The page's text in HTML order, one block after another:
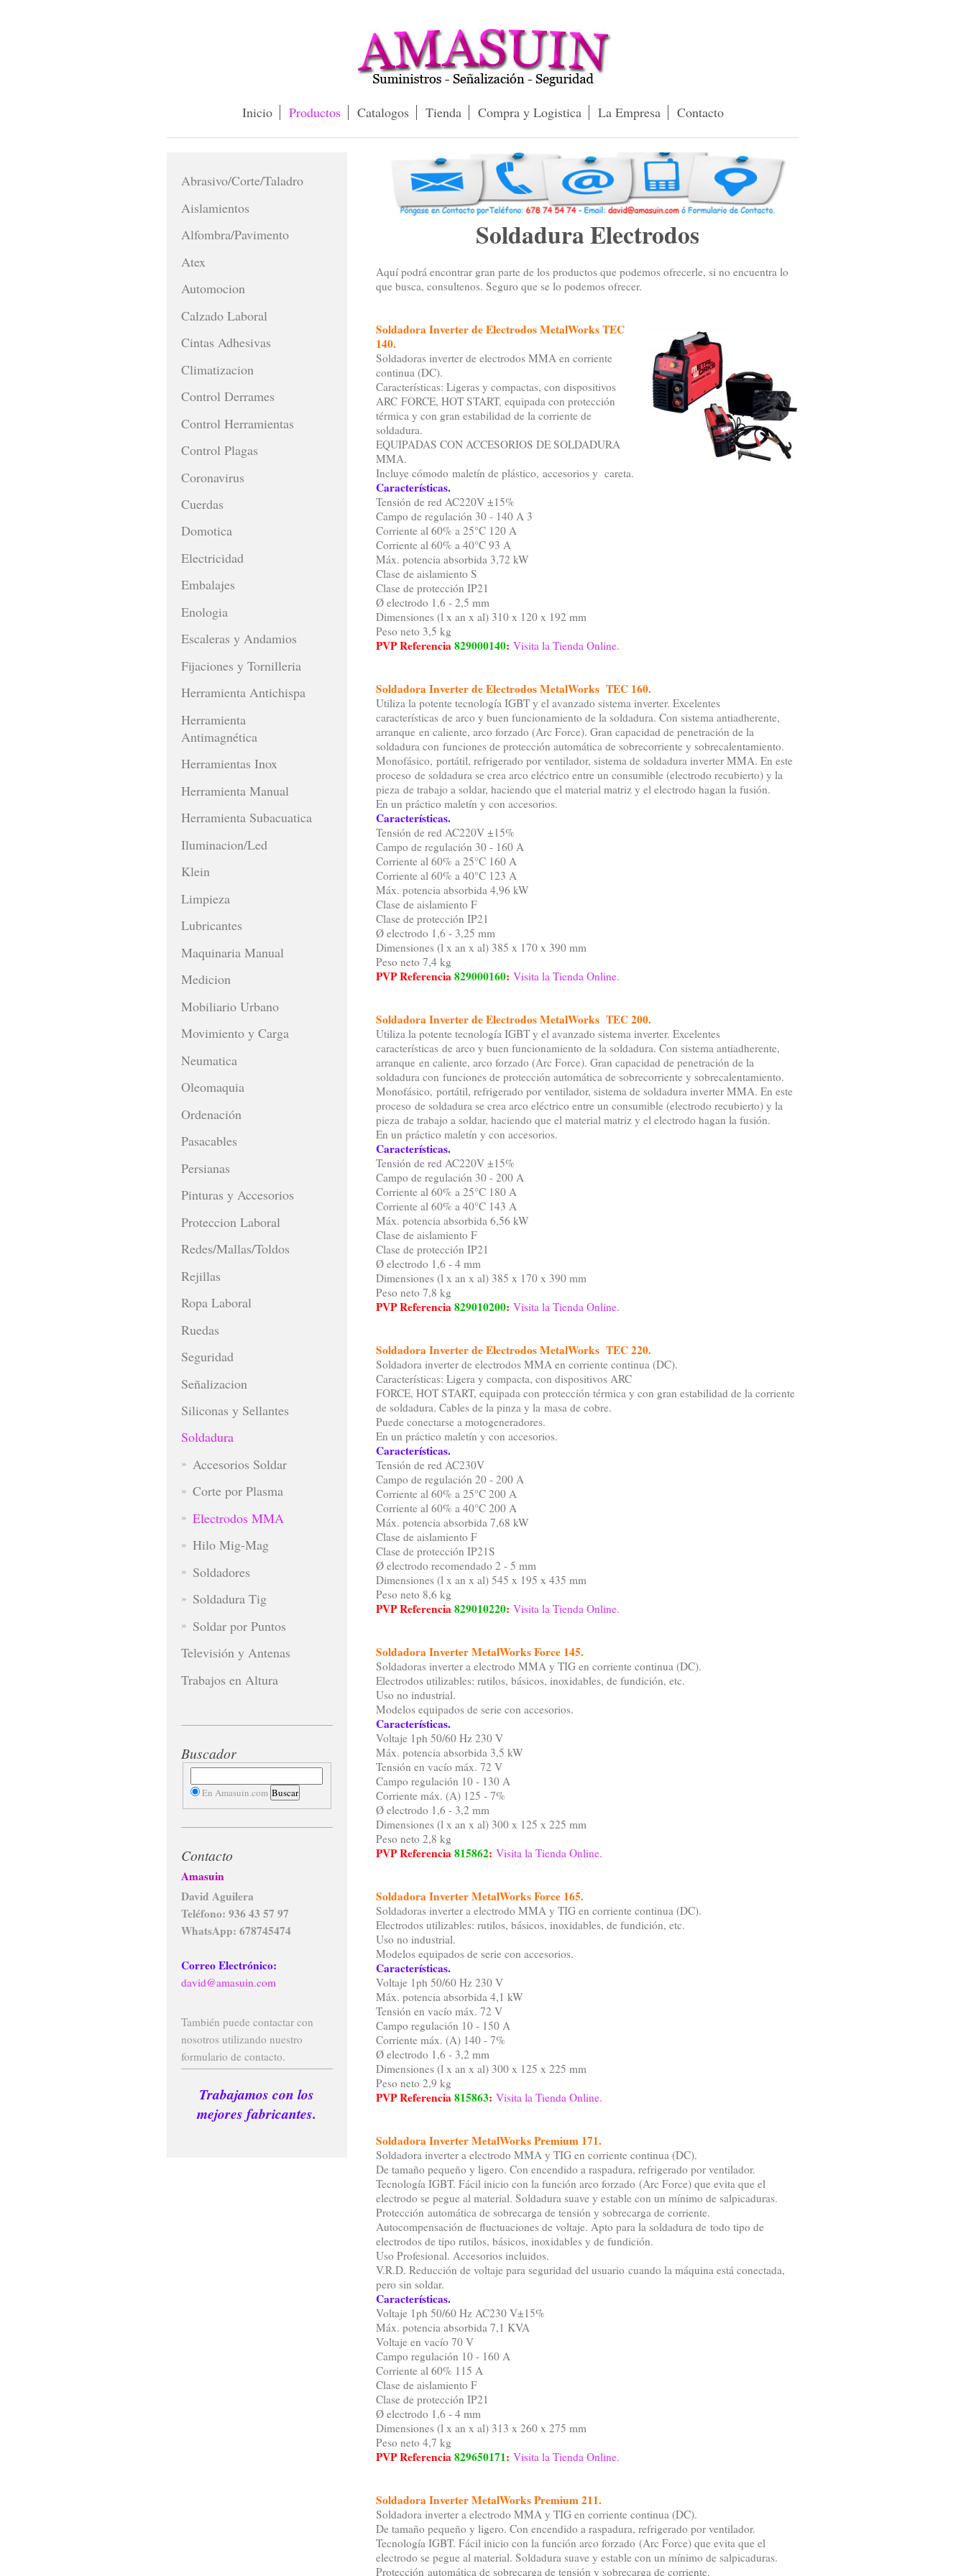
Inicio Productos Catalogos Tienda Compra y Logistica La Empresa Contacto
Soldadura Electrodos
Aquí podrá encontrar gran parte de los productos que podemos ofrecerle, si no encuentra lo
que busca, consultenos. Seguro que se lo podemos ofrecer.
Soldadora Inverter de Electrodos MetalWorks TEC
140.
Soldadoras inverter de electrodos MMA en corriente
continua (DC).
Características: Ligeras y compactas, con dispositivos
ARC FORCE, HOT START, equipada con protección
térmica y con gran estabilidad de la corriente de
soldadura.
EQUIPADAS CON ACCESORIOS DE SOLDADURA
MMA.
Incluye cómodo maletín de plástico, accesorios y careta.
Características.
Tensión de red AC220V ±15%
Campo de regulación 30 - 140 A 3
Corriente al 60% a 25°C 120 A
Corriente al 60% a 40°C 93 A
Máx. potencia absorbida 3,72 kW
Clase de aislamiento S
Clase de protección IP21
Ø electrodo 1,6 - 2,5 mm
Dimensiones (l x an x al) 310 x 120 x 192 mm
Peso neto 3,5 kg
PVP Referencia829000140: Visita la Tienda Online.
Soldadora Inverter de Electrodos MetalWorks TEC 160.
Utiliza la potente tecnología IGBT y el avanzado sistema inverter. Excelentes
características de arco y buen funcionamiento de la soldadura. Con sistema antiadherente,
arranque en caliente, arco forzado (Arc Force). Gran capacidad de penetración de la
soldadura con funciones de protección automática de sobrecorriente y sobrecalentamiento.
Monofásico, portátil, refrigerado por ventilador, sistema de soldadura inverter MMA. En este
proceso de soldadura se crea arco eléctrico entre un consumible (electrodo recubierto) y la
pieza de trabajo a soldar, haciendo que el material matriz y el electrodo hagan la fusión.
En un práctico maletín y con accesorios.
Características.
Tensión de red AC220V ±15%
Campo de regulación 30 - 160 A
Corriente al 60% a 25°C 160 A
Corriente al 60% a 40°C 123 A
Máx. potencia absorbida 4,96 kW
Clase de aislamiento F
Clase de protección IP21
Ø electrodo 1,6 - 3,25 mm
Dimensiones (l x an x al) 385 x 170 x 390 mm
Peso neto 7,4 kg
PVP Referencia829000160: Visita la Tienda Online.
Soldadora Inverter de Electrodos MetalWorks TEC 200.
Utiliza la potente tecnología IGBT y el avanzado sistema inverter. Excelentes
características de arco y buen funcionamiento de la soldadura. Con sistema antiadherente,
arranque en caliente, arco forzado (Arc Force). Gran capacidad de penetración de la
soldadura con funciones de protección automática de sobrecorriente y sobrecalentamiento.
Monofásico, portátil, refrigerado por ventilador, sistema de soldadura inverter MMA. En este
proceso de soldadura se crea arco eléctrico entre un consumible (electrodo recubierto) y la
pieza de trabajo a soldar, haciendo que el material matriz y el electrodo hagan la fusión.
En un práctico maletín y con accesorios.
Características.
Tensión de red AC220V ±15%
Campo de regulación 30 - 200 A
Corriente al 60% a 25°C 180 A
Corriente al 60% a 40°C 143 A
Máx. potencia absorbida 6,56 kW
Clase de aislamiento F
Clase de protección IP21
Ø electrodo 1,6 - 4 mm
Dimensiones (l x an x al) 385 x 170 x 390 mm
Peso neto 7,8 kg
PVP Referencia829010200: Visita la Tienda Online.
Soldadora Inverter de Electrodos MetalWorks TEC 220.
Soldadora inverter de electrodos MMA en corriente continua (DC).
Características: Ligera y compacta, con dispositivos ARC
FORCE, HOT START, equipada con protección térmica y con gran estabilidad de la corriente
de soldadura. Cables de la pinza y la masa de cobre.
Puede conectarse a motogeneradores.
En un práctico maletín y con accesorios.
Características.
Tensión de red AC230V
Campo de regulación 20 - 200 A
Corriente al 60% a 25°C 200 A
Corriente al 60% a 40°C 200 A
Máx. potencia absorbida 7,68 kW
Clase de aislamiento F
Clase de protección IP21S
Ø electrodo recomendado 2 - 5 mm
Dimensiones (l x an x al) 545 x 195 x 435 mm
Peso neto 8,6 kg
PVP Referencia829010220: Visita la Tienda Online.
Soldadora Inverter MetalWorks Force 145.
Soldadoras inverter a electrodo MMA y TIG en corriente continua (DC).
Electrodos utilizables: rutilos, básicos, inoxidables, de fundición, etc.
Uso no industrial.
Modelos equipados de serie con accesorios.
Características.
Voltaje 1ph 50/60 Hz 230 V
Máx. potencia absorbida 3,5 kW
Tensión en vacío máx. 72 V
Campo regulación 10 - 130 A
Corriente máx. (A) 125 - 7%
Ø electrodo 1,6 - 3,2 mm
Dimensiones (l x an x al) 300 x 125 x 225 mm
Peso neto 2,8 kg
PVP Referencia815862: Visita la Tienda Online.
Soldadora Inverter MetalWorks Force 165.
Soldadoras inverter a electrodo MMA y TIG en corriente continua (DC).
Electrodos utilizables: rutilos, básicos, inoxidables, de fundición, etc.
Uso no industrial.
Modelos equipados de serie con accesorios.
Características.
Voltaje 1ph 50/60 Hz 230 V
Máx. potencia absorbida 4,1 kW
Tensión en vacío máx. 72 V
Campo regulación 10 - 150 A
Corriente máx. (A) 140 - 7%
Ø electrodo 1,6 - 3,2 mm
Dimensiones (l x an x al) 300 x 125 x 225 mm
Peso neto 2,9 kg
PVP Referencia815863: Visita la Tienda Online.
Soldadora Inverter MetalWorks Premium 171.
Soldadora inverter a electrodo MMA y TIG en corriente continua (DC).
De tamaño pequeño y ligero. Con encendido a raspadura, refrigerado por ventilador.
Tecnología IGBT. Fácil inicio con la función arco forzado (Arc Force) que evita que el
electrodo se pegue al material. Soldadura suave y estable con un mínimo de salpicaduras.
Protección automática de sobrecarga de tensión y sobrecarga de corriente.
Autocompensación de fluctuaciones de voltaje. Apto para la soldadura de todo tipo de
electrodos de tipo rutilos, básicos, inoxidables y de fundición.
Uso Profesional. Accesorios incluidos.
V.R.D. Reducción de voltaje para seguridad del usuario cuando la máquina está conectada,
pero sin soldar.
Características.
Voltaje 1ph 50/60 Hz AC230 V±15%
Máx. potencia absorbida 7,1 KVA
Voltaje en vacío 70 V
Campo regulación 10 - 160 A
Corriente al 60% 115 A
Clase de aislamiento F
Clase de protección IP21
Ø electrodo 1,6 - 4 mm
Dimensiones (l x an x al) 313 x 260 x 275 mm
Peso neto 4,7 kg
PVP Referencia829650171: Visita la Tienda Online.
Soldadora Inverter MetalWorks Premium 211.
Soldadora inverter a electrodo MMA y TIG en corriente continua (DC).
De tamaño pequeño y ligero. Con encendido a raspadura, refrigerado por ventilador.
Tecnología IGBT. Fácil inicio con la función arco forzado (Arc Force) que evita que el
electrodo se pegue al material. Soldadura suave y estable con un mínimo de salpicaduras.
Protección automática de sobrecarga de tensión y sobrecarga de corriente.
Abrasivo/Corte/Taladro
Aislamientos
Alfombra/Pavimento
Atex
Automocion
Calzado Laboral
Cintas Adhesivas
Climatizacion
Control Derrames
Control Herramientas
Control Plagas
Coronavirus
Cuerdas
Domotica
Electricidad
Embalajes
Enologia
Escaleras y Andamios
Fijaciones y Tornilleria
Herramienta Antichispa
Herramienta
Antimagnética
Herramientas Inox
Herramienta Manual
Herramienta Subacuatica
Iluminacion/Led
Klein
Limpieza
Lubricantes
Maquinaria Manual
Medicion
Mobiliario Urbano
Movimiento y Carga
Neumatica
Oleomaquia
Ordenación
Pasacables
Persianas
Pinturas y Accesorios
Proteccion Laboral
Redes/Mallas/Toldos
Rejillas
Ropa Laboral
Ruedas
Seguridad
Señalizacion
Siliconas y Sellantes
Soldadura
Accesorios Soldar
Corte por Plasma
Electrodos MMA
Hilo Mig-Mag
Soldadores
Soldadura Tig
Soldar por Puntos
Televisión y Antenas
Trabajos en Altura
Buscador
En Amasuin.com
Contacto
Amasuin
David Aguilera
Teléfono: 936 43 57 97
WhatsApp: 678745474
Correo Electrónico:
david@amasuin.com
También puede contactar con
nosotros utilizando nuestro
formulario de contacto.
Trabajamos con los
mejores fabricantes.